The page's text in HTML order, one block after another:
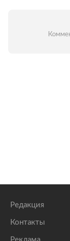
Редакция
Контакты